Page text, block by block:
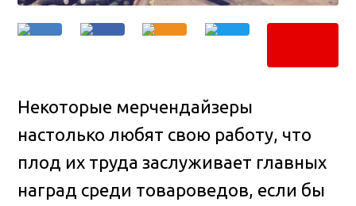
Некоторые мерчендайзеры
настолько любят свою работу, что
плод их труда заслуживает главных
наград среди товароведов, если бы